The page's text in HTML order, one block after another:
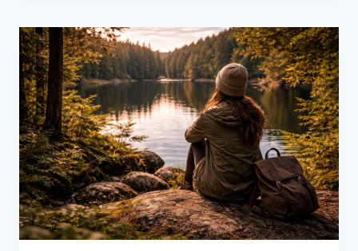
TO
JEST
I
DLACZEGO
ZWYKŁY
SPACER
MOŻE
DZIAŁAĆ
INACZEJ,
NIŻ
MYŚLISZ